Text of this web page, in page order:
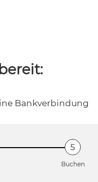
Bankverbindung
Buchen